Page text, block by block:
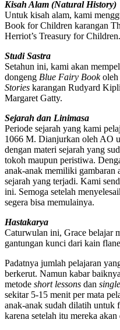
Kisah Alam (Natural History)
Untuk kisah alam, kami
Book for Children karangan
Herriot’s Treasury for Children.
Studi Sastra
Setahun ini, kami akan
dongeng Blue Fairy Bookoleh
Stories karangan Rudyard
Margaret Gatty.
Sejarah dan Linimasa
Periode sejarah yang kami
1066 M. Dianjurkan oleh AO
dengan materi sejarah yang
tokoh maupun peristiwa.
anak-anak memiliki
sejarah yang terjadi. Kami
ini. Semoga setelah
segera bisa memulainya.
Hastakarya
Caturwulan ini, Grace belajar
gantungan kunci dari kain
Padatnya jumlah pelajaran
berkerut. Namun kabar
metode short lessons dan
sekitar 5-15 menit per mata
anak-anak sudah dilatih untuk
karena setelah itu mereka